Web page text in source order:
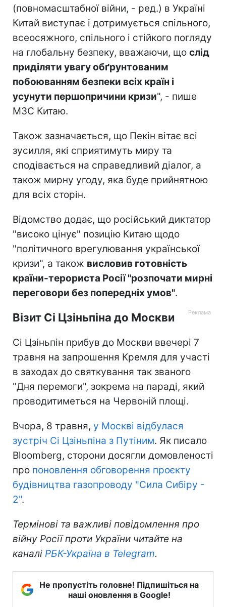
(повномасштабної війни, - ред.) в Україні
Китай виступає і дотримується спільного,
всеосяжного, спільного і стійкого погляду
на глобальну безпеку, вважаючи, що слід
приділяти увагу обґрунтованим
побоюванням безпеки всіх країн і
усунути першопричини кризи", - пише
МЗС Китаю.
Також зазначається, що Пекін вітає всі
зусилля, які сприятимуть миру та
сподівається на справедливий діалог, а
також мирну угоду, яка буде прийнятною
для всіх сторін.
Відомство додає, що російський диктатор
"високо цінує" позицію Китаю щодо
"політичного врегулювання української
кризи", а також висловив готовність
країни-терориста Росії "розпочати мирні
переговори без попередніх умов".
Візит Сі Цзіньпіна до Москви
Сі Цзіньпін прибув до Москви ввечері 7
травня на запрошення Кремля для участі
в заходах до святкування так званого
"Дня перемоги", зокрема на параді, який
проводитиметься на Червоній площі.
Вчора, 8 травня, у Москві відбулася
зустріч Сі Цзіньпіна з Путіним. Як писало
Bloomberg, сторони досягли домовленості
про поновлення обговорення проєкту
будівництва газопроводу "Сила Сибіру -
2".
Термінові та важливі повідомлення про
війну Росії проти України читайте на
каналі РБК-Україна в Telegram.
Не пропустіть головне! Підпишіться на
наші оновлення в Google!